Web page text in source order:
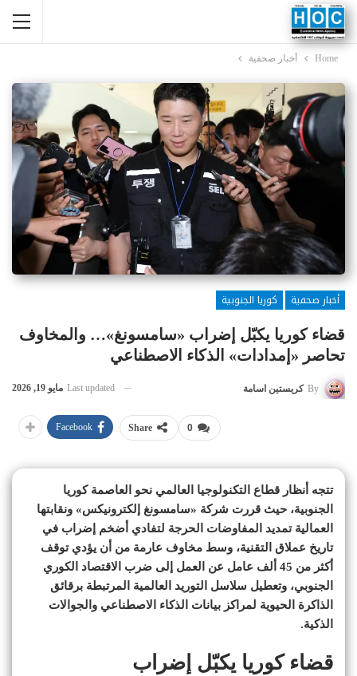
Home أخبار صحفية
أخبار صحفية
كوريا الجنوبية
قضاء كوريا يكبّل إضراب «سامسونغ»… والمخاوف
تحاصر «إمدادات» الذكاء الاصطناعي
By كريستين اسامة Last updated مايو 19, 2026
0
Share
Facebook
تتجه أنظار قطاع التكنولوجيا العالمي نحو العاصمة كوريا
الجنوبية، حيث قررت شركة «سامسونغ إلكترونيكس» ونقابتها
العمالية تمديد المفاوضات الحرجة لتفادي أضخم إضراب في
تاريخ عملاق التقنية، وسط مخاوف عارمة من أن يؤدي توقف
أكثر من 45 ألف عامل عن العمل إلى ضرب الاقتصاد الكوري
الجنوبي، وتعطيل سلاسل التوريد العالمية المرتبطة برقائق
الذاكرة الحيوية لمراكز بيانات الذكاء الاصطناعي والجوالات
الذكية.
قضاء كوريا يكبّل إضراب